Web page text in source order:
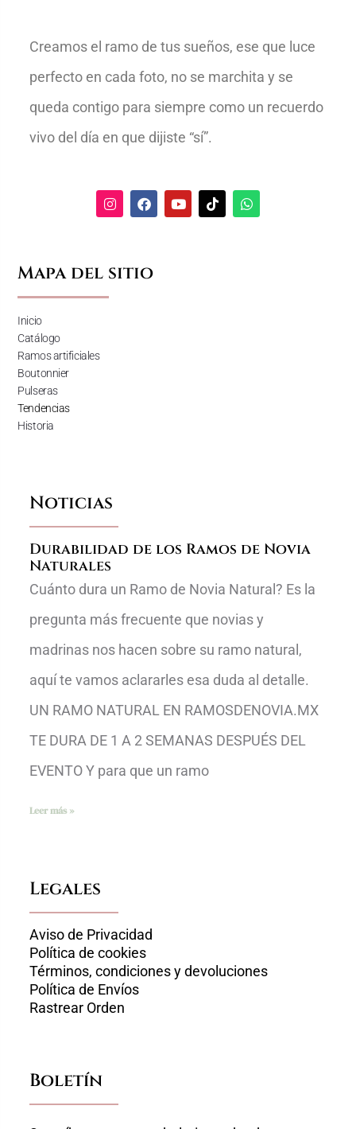
Creamos el ramo de tus sueños, ese que luce
perfecto en cada foto, no se marchita y se
queda contigo para siempre como un recuerdo
vivo del día en que dijiste “sí”.
Mapa del sitio
Inicio
Catálogo
Ramos artificiales
Boutonnier
Pulseras
Tendencias
Historia
Noticias
Durabilidad de los Ramos de Novia
Naturales
Cuánto dura un Ramo de Novia Natural? Es la
pregunta más frecuente que novias y
madrinas nos hacen sobre su ramo natural,
aquí te vamos aclararles esa duda al detalle.
UN RAMO NATURAL EN RAMOSDENOVIA.MX
TE DURA DE 1 A 2 SEMANAS DESPUÉS DEL
EVENTO Y para que un ramo
Leer más »
Legales
Aviso de Privacidad
Política de cookies
Términos, condiciones y devoluciones
Política de Envíos
Rastrear Orden
Boletín